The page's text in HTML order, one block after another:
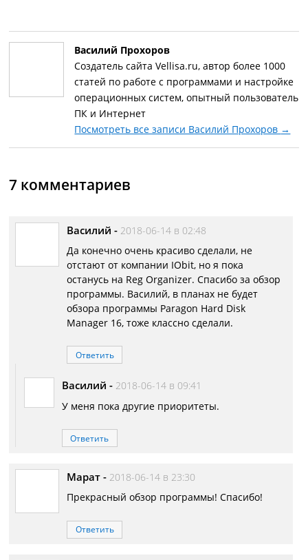
Василий Прохоров
Создатель сайта Vellisa.ru, автор более 1000
статей по работе с программами и настройке
операционных систем, опытный пользователь
ПК и Интернет
Посмотреть все записи Василий Прохоров →
7 комментариев
Василий - 2018-06-14 в 02:48
Да конечно очень красиво сделали, не
отстают от компании IObit, но я пока
останусь на Reg Organizer. Спасибо за обзор
программы. Василий, в планах не будет
обзора программы Paragon Hard Disk
Manager 16, тоже классно сделали.
Ответить
Василий - 2018-06-14 в 09:41
У меня пока другие приоритеты.
Ответить
Марат - 2018-06-14 в 23:30
Прекрасный обзор программы! Спасибо!
Ответить